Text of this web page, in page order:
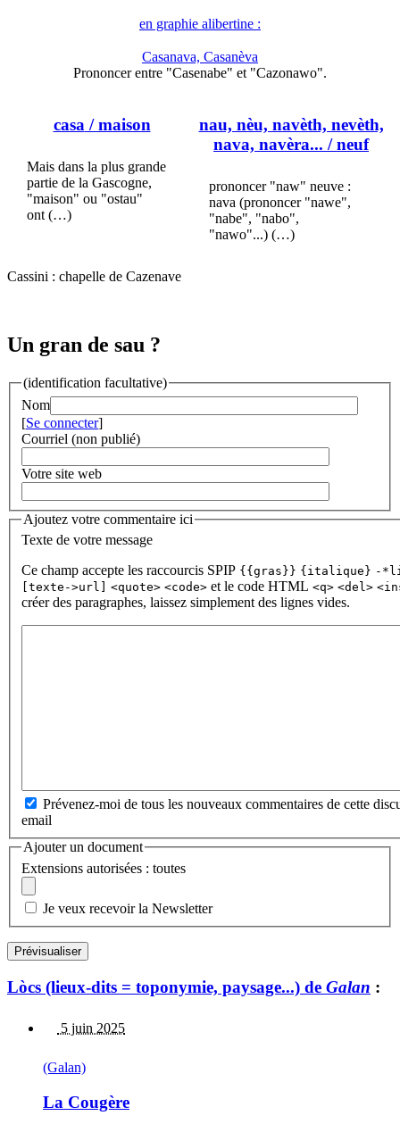
en graphie alibertine :
Casanava, Casanèva
Prononcer entre "Casenabe" et "Cazonawo".
casa / maison
Mais dans la plus grande
partie de la Gascogne,
"maison" ou "ostau"
ont (…)
nau, nèu, navèth, nevèth,
nava, navèra... / neuf
prononcer "naw" neuve :
nava (prononcer "nawe",
"nabe", "nabo",
"nawo"...) (…)
Cassini : chapelle de Cazenave
Un gran de sau ?
(identification facultative)
Nom
[Se connecter]
Courriel (non publié)
Votre site web
Ajoutez votre commentaire ici
Texte de votre message
Ce champ accepte les raccourcis SPIP {{gras}} {italique} -
[texte->url]
<quote> <code> et le code HTML <q> <del>
créer des paragraphes, laissez simplement des lignes vides.
Prévenez-moi de tous les nouveaux commentaires de cette
email
Ajouter un document
Extensions autorisées : toutes
Je veux recevoir la Newsletter
Lòcs (lieux-dits = toponymie, paysage...) de Galan :
5 juin 2025
(Galan)
La Cougère